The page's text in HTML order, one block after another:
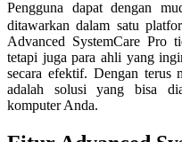
Pengguna dapat dengan
ditawarkan dalam satu
Advanced SystemCare Pro
tetapi juga para ahli yang
secara efektif. Dengan terus
adalah solusi yang bisa
komputer Anda.